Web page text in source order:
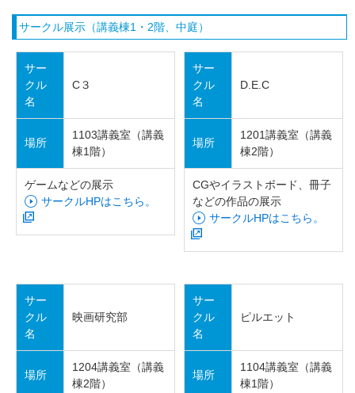
サークル展示（講義棟1・2階、中庭）
サー
クル
名
C３
場所
1103講義室（講義
棟1階）
ゲームなどの展示
サークルHPはこちら。
サー
クル
名
D.E.C
場所
1201講義室（講義
棟2階）
CGやイラストボード、冊子
などの作品の展示
サークルHPはこちら。
サー
クル
名
映画研究部
場所
1204講義室（講義
棟2階）
サー
クル
名
ピルエット
場所
1104講義室（講義
棟1階）